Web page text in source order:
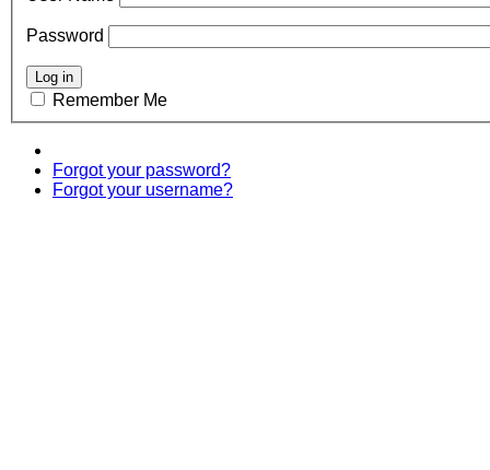
Password
Remember Me
Forgot your password?
Forgot your username?